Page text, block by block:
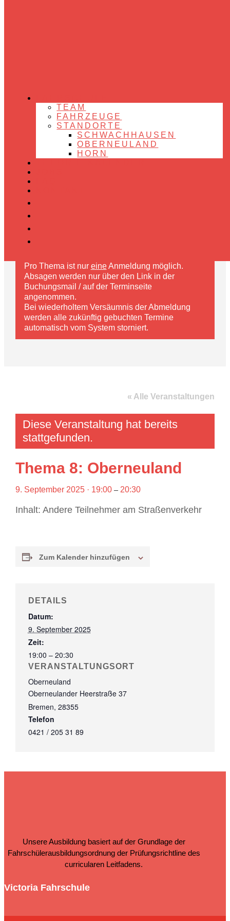
TEAM
FAHRZEUGE
STANDORTE
SCHWACHHAUSEN
OBERNEULAND
HORN
Melde dich jetzt
an!
Bitte beachte, dass du dich nur für einen Termin registrieren
Pro Thema ist nur eineAnmeldung möglich.
Absagen werden nur über den Link in der
Buchungsmail / auf der Terminseite
angenommen.
Bei wiederholtem Versäumnis der Abmeldung
werden alle zukünftig gebuchten Termine
automatisch vom System storniert.
« Alle Veranstaltungen
Diese Veranstaltung hat bereits
stattgefunden.
Thema 8: Oberneuland
9. September 2025 · 19:00– 20:30
Inhalt: Andere Teilnehmer am Straßenverkehr
Zum Kalender hinzufügen
DETAILS
Datum:
9. September 2025
Zeit:
19:00 – 20:30
VERANSTALTUNGSORT
Oberneuland
Oberneulander Heerstraße 37
Bremen, 28355
Telefon
0421 / 205 31 89
Unsere Ausbildung basiert auf der Grundlage der
Fahrschülerausbildungsordnung der Prüfungsrichtline des
curricularen Leitfadens.
Victoria Fahrschule